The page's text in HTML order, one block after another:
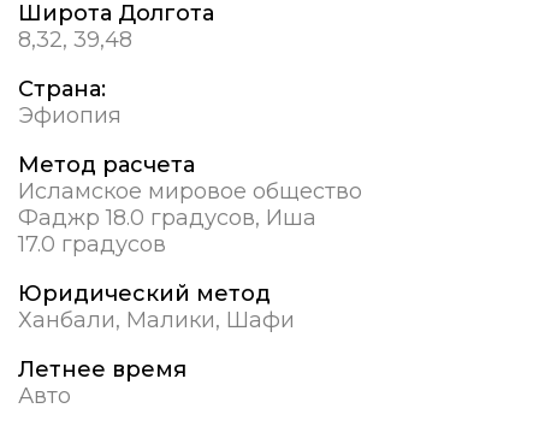
Широта Долгота
8,32, 39,48
Страна:
Эфиопия
Метод расчета
Исламское мировое общество
Фаджр 18.0 градусов, Иша
17.0 градусов
Юридический метод
Ханбали, Малики, Шафи
Летнее время
Авто